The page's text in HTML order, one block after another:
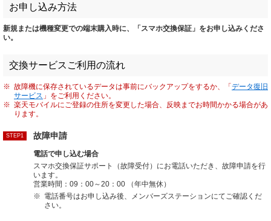
お申し込み方法
新規または機種変更での端末購入時に、「スマホ交換保証」をお申し込みくださ
い。
交換サービスご利用の流れ
※ 故障機に保存されているデータは事前にバックアップをするか、「データ復旧
サービス 」をご利用ください。
※ 楽天モバイルにご登録の住所を変更した場合、反映までお時間かかる場合があ
ります。
STEP1 故障申請
電話で申し込む場合
スマホ交換保証サポート（故障受付）にお電話いただき、故障申請を行
います。
営業時間：09：00～20：00 （年中無休）
※ 電話番号はお申し込み後、メンバーズステーションにてご確認くだ
さい。